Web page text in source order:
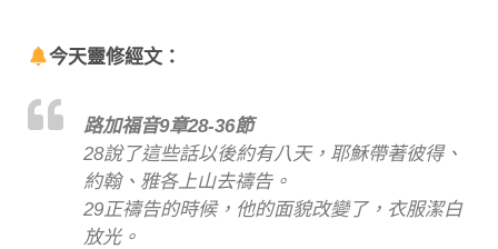
今天靈修經文：
路加福音9章28-36節
28說了這些話以後約有八天，耶穌帶著彼得、
約翰、雅各上山去禱告。
29正禱告的時候，他的面貌改變了，衣服潔白
放光。